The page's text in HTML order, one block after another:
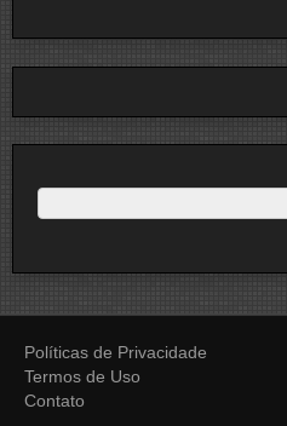
Políticas de Privacidade
Termos de Uso
Contato